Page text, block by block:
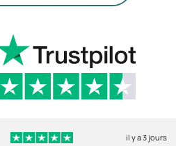
il y a 3 jours